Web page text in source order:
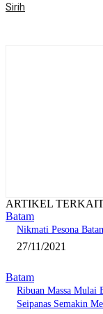
Sirih
ARTIKEL
Batam
Nikmati Pesona
27/11/2021
Batam
Ribuan Massa Mulai
Seipanas Semakin